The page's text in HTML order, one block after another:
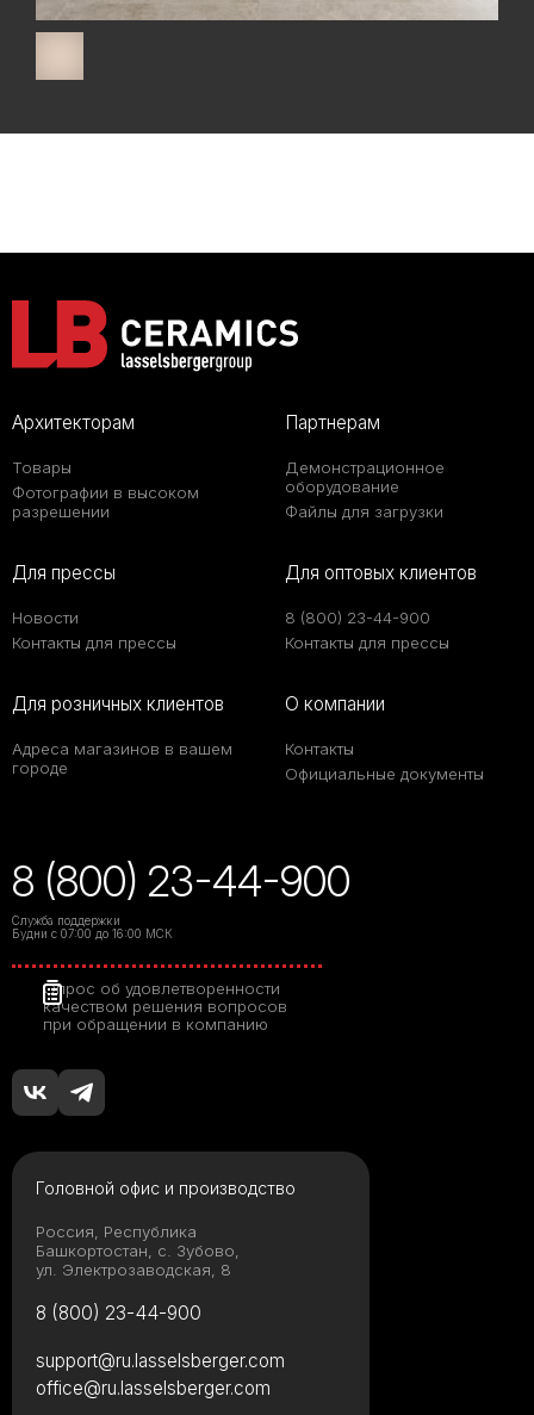
Архитекторам
Товары
Фотографии в высоком
разрешении
Партнерам
Демонстрационное
оборудование
Файлы для загрузки
Для прессы
Новости
Контакты для прессы
Для оптовых клиентов
8 (800) 23-44-900
Контакты для прессы
Для розничных клиентов
Адреса магазинов в вашем
городе
О компании
Контакты
Официальные документы
8 (800) 23-44-900
Служба поддержки
Будни с 07:00 до 16:00 МСК
Опрос об удовлетворенности
качеством решения вопросов
при обращении в компанию
Головной офис и производство
Россия, Республика
Башкортостан, с. Зубово,
ул. Электрозаводская, 8
8 (800) 23-44-900
support@ru.lasselsberger.com
office@ru.lasselsberger.com